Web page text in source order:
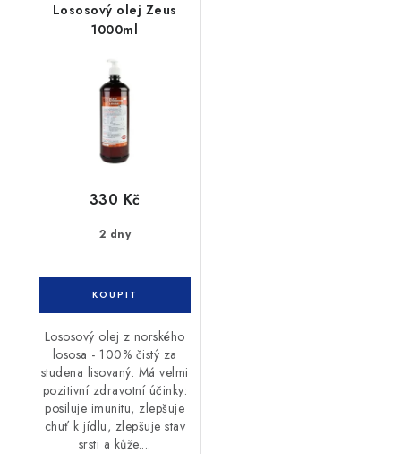
Lososový olej Zeus
1000ml
2 dny
330 Kč
Lososový olej z norského
lososa - 100% čistý za
studena lisovaný. Má velmi
pozitivní zdravotní účinky:
posiluje imunitu, zlepšuje
chuť k jídlu, zlepšuje stav
srsti a kůže....